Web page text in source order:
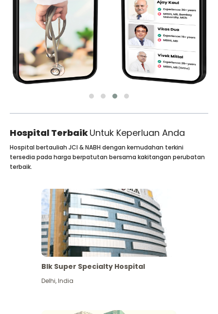
Hospital TerbaikUntuk Keperluan Anda
Hospital bertauliah JCI & NABH dengan kemudahan terkini
tersedia pada harga berpatutan bersama kakitangan perubatan
terbaik.
Blk Super Specialty Hospital
Delhi,India